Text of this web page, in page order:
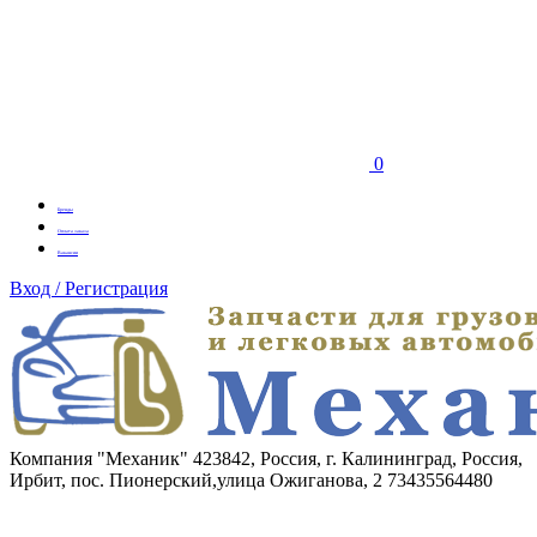
0
Бренды
Оплата заказа
Вакансии
Вход / Регистрация
Компания "Механик" 423842, Россия, г. Калининград, Россия,
Ирбит, пос. Пионерский,улица Ожиганова, 2 73435564480